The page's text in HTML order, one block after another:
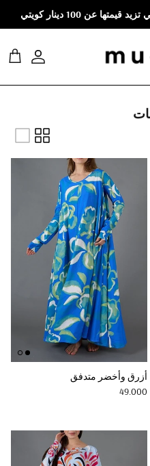
عن 100 دينار كويتي
حساب
أزرق وأخضر متدفق
Regular price
49.000